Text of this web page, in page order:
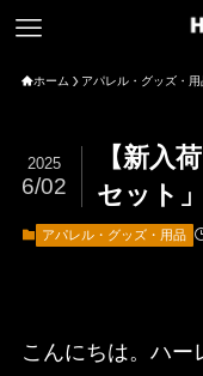
ホーム アパレル・グッズ・用
【新入
セット」
2025
6/02
アパレル・グッズ・用品
こんにちは。ハー